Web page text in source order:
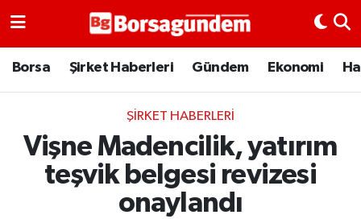
Borsa Şirket Haberleri Gündem Ekonomi
ŞIRKET HABERLERI
Vişne Madencilik, yatırım
teşvik belgesi revizesi
onaylandı
Borsa
Emtia
Galeri